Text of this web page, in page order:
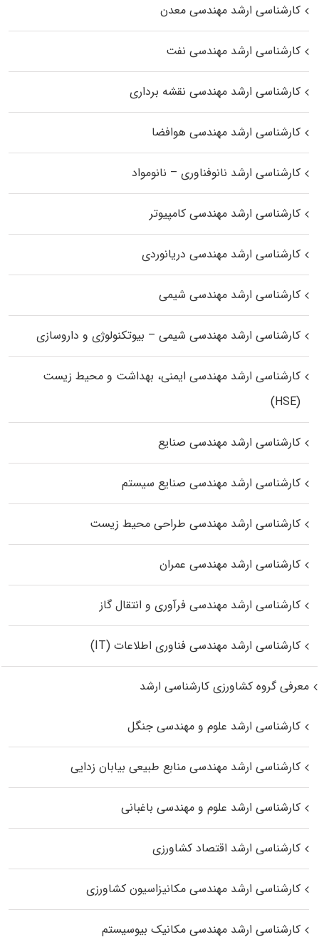
کارشناسی ارشد مهندسی معدن
کارشناسی ارشد مهندسی نفت
کارشناسی ارشد مهندسی نقشه برداری
کارشناسی ارشد مهندسی هوافضا
کارشناسی ارشد نانوفناوری – نانومواد
کارشناسی ارشد مهندسی کامپیوتر
کارشناسی ارشد مهندسی دریانوردی
کارشناسی ارشد مهندسی شیمی
کارشناسی ارشد مهندسی شیمی – بیوتکنولوژی و داروسازی
کارشناسی ارشد مهندسی ایمنی، بهداشت و محیط زیست
(HSE)
کارشناسی ارشد مهندسی صنایع
کارشناسی ارشد مهندسی صنایع سیستم
کارشناسی ارشد مهندسی طراحی محیط زیست
کارشناسی ارشد مهندسی عمران
کارشناسی ارشد مهندسی فرآوری و انتقال گاز
کارشناسی ارشد مهندسی فناوری اطلاعات (IT)
معرفی گروه کشاورزی کارشناسی ارشد
کارشناسی ارشد علوم و مهندسی جنگل
کارشناسی ارشد مهندسی منابع طبیعی بیابان زدایی
کارشناسی ارشد علوم و مهندسی باغبانی
کارشناسی ارشد اقتصاد کشاورزی
کارشناسی ارشد مهندسی مکانیزاسیون کشاورزی
کارشناسی ارشد مهندسی مکانیک بیوسیستم